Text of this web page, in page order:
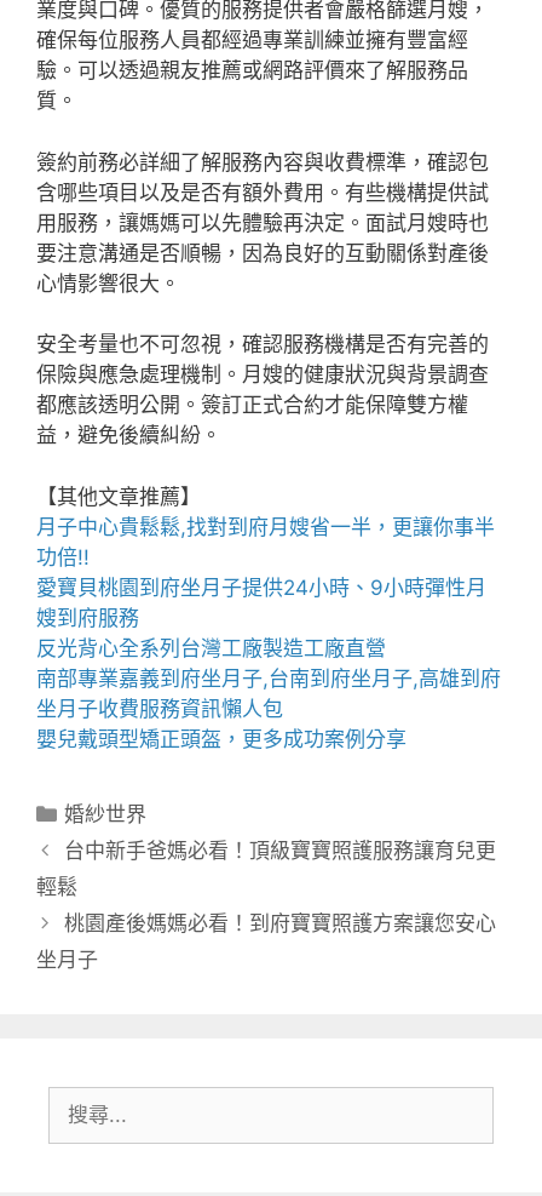
業度與口碑。優質的服務提供者會嚴格篩選月嫂，
確保每位服務人員都經過專業訓練並擁有豐富經
驗。可以透過親友推薦或網路評價來了解服務品
質。
簽約前務必詳細了解服務內容與收費標準，確認包
含哪些項目以及是否有額外費用。有些機構提供試
用服務，讓媽媽可以先體驗再決定。面試月嫂時也
要注意溝通是否順暢，因為良好的互動關係對產後
心情影響很大。
安全考量也不可忽視，確認服務機構是否有完善的
保險與應急處理機制。月嫂的健康狀況與背景調查
都應該透明公開。簽訂正式合約才能保障雙方權
益，避免後續糾紛。
【其他文章推薦】
月子中心貴鬆鬆,找對到府月嫂省一半，更讓你事半
功倍!!
愛寶貝桃園到府坐月子提供24小時、9小時彈性月
嫂到府服務
反光背心全系列台灣工廠製造工廠直營
南部專業嘉義到府坐月子,台南到府坐月子,高雄到府
坐月子收費服務資訊懶人包
嬰兒戴頭型矯正頭盔，更多成功案例分享
分
類
婚紗世界
台中新手爸媽必看！頂級寶寶照護服務讓育兒更
輕鬆
桃園產後媽媽必看！到府寶寶照護方案讓您安心
坐月子
尋: